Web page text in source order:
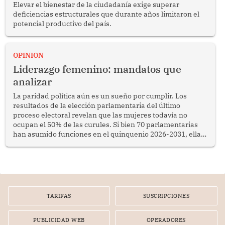
Elevar el bienestar de la ciudadanía exige superar
deficiencias estructurales que durante años limitaron el
potencial productivo del país.
OPINION
Liderazgo femenino: mandatos que
analizar
La paridad política aún es un sueño por cumplir. Los
resultados de la elección parlamentaria del último
proceso electoral revelan que las mujeres todavía no
ocupan el 50% de las curules. Si bien 70 parlamentarias
han asumido funciones en el quinquenio 2026-2031, ellas
TARIFAS SUSCRIPCIONES
PUBLICIDAD WEB OPERADORES